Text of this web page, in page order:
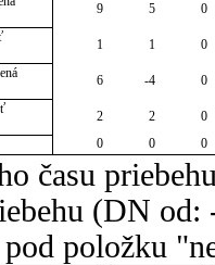
9 5
0
1 1
0
6 -4
0
2 2
0
0 0 0
času
(DN
pod položku